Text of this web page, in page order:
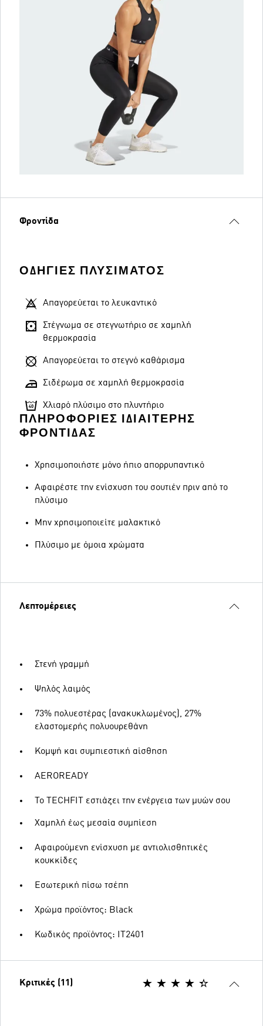
Φροντίδα
ΟΔΗΓΊΕΣ ΠΛΥΣΊΜΑΤΟΣ
Απαγορεύεται το λευκαντικό
Στέγνωμα σε στεγνωτήριο σε χαμηλή
θερμοκρασία
Απαγορεύεται το στεγνό καθάρισμα
Σιδέρωμα σε χαμηλή θερμοκρασία
Χλιαρό πλύσιμο στο πλυντήριο
ΠΛΗΡΟΦΟΡΊΕΣ ΙΔΙΑΊΤΕΡΗΣ
ΦΡΟΝΤΊΔΑΣ
Χρησιμοποιήστε μόνο ήπιο απορρυπαντικό
Αφαιρέστε την ενίσχυση του σουτιέν πριν από το
πλύσιμο
Μην χρησιμοποιείτε μαλακτικό
Πλύσιμο με όμοια χρώματα
Λεπτομέρειες
Στενή γραμμή
Ψηλός λαιμός
73% πολυεστέρας (ανακυκλωμένος), 27%
ελαστομερής πολυουρεθάνη
Κομψή και συμπιεστική αίσθηση
AEROREADY
Το TECHFIT εστιάζει την ενέργεια των μυών σου
Χαμηλή έως μεσαία συμπίεση
Αφαιρούμενη ενίσχυση με αντιολισθητικές
κουκκίδες
Εσωτερική πίσω τσέπη
Χρώμα προϊόντος: Black
Κωδικός προϊόντος: IT2401
Κριτικές (11)